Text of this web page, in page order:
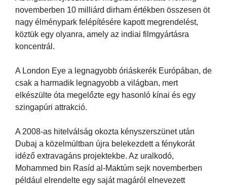
novemberben 10 milliárd dirham értékben összesen öt
nagy élménypark felépítésére kapott megrendelést,
köztük egy olyanra, amely az indiai filmgyártásra
koncentrál.
A London Eye a legnagyobb óriáskerék Európában, de
csak a harmadik legnagyobb a világban, mert
elkészülte óta megelőzte egy hasonló kínai és egy
szingapúri attrakció.
A 2008-as hitelválság okozta kényszerszünet után
Dubaj a közelmúltban újra belekezdett a fénykorát
idéző extravagáns projektekbe. Az uralkodó,
Mohammed bin Rasíd al-Maktúm sejk novemberben
például elrendelte egy saját magáról elnevezett